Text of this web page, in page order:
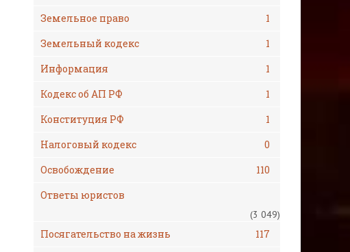
Земельное право
1
Земельный кодекс
1
Информация
1
Кодекс об АП РФ
1
Конституция РФ
1
Налоговый кодекс
0
Освобождение
110
Ответы юристов
(3 049)
Посягательство на жизнь
117